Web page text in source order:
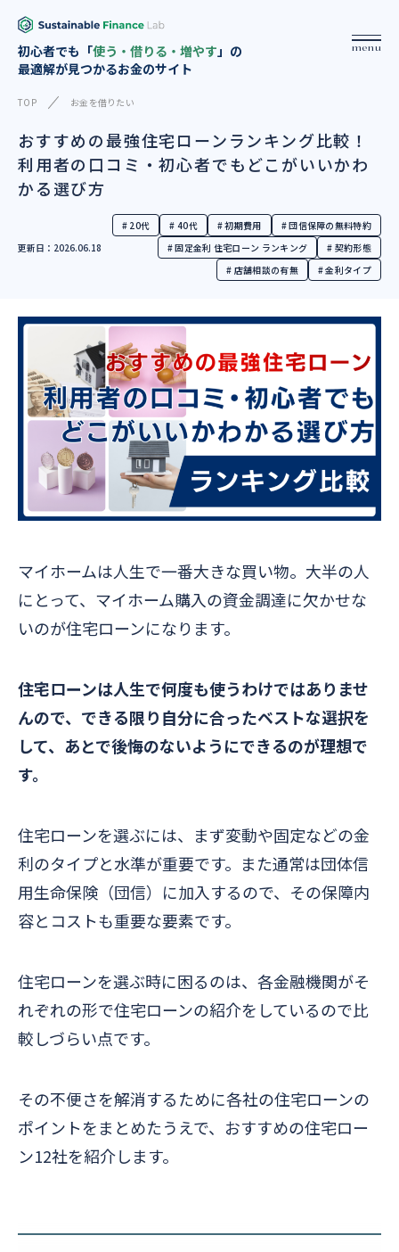
初心者でも「使う・借りる・増やす」の
最適解が見つかるお金のサイト
menu
TOP お金を借りたい
おすすめの最強住宅ローンランキング比較！
利用者の口コミ・初心者でもどこがいいかわ
かる選び方
更新日：2026.06.18
# 20代 # 40代 # 初期費用
# 団信保障の無料特約
# 固定金利 住宅ローン ランキング
# 契約形態
# 店舗相談の有無
# 金利タイプ
マイホームは人生で一番大きな買い物。大半の人
にとって、マイホーム購入の資金調達に欠かせな
いのが住宅ローンになります。
住宅ローンは人生で何度も使うわけではありませ
んので、できる限り自分に合ったベストな選択を
して、あとで後悔のないようにできるのが理想で
す。
住宅ローンを選ぶには、まず変動や固定などの金
利のタイプと水準が重要です。また通常は団体信
用生命保険（団信）に加入するので、その保障内
容とコストも重要な要素です。
住宅ローンを選ぶ時に困るのは、各金融機関がそ
れぞれの形で住宅ローンの紹介をしているので比
較しづらい点です。
その不便さを解消するために各社の住宅ローンの
ポイントをまとめたうえで、おすすめの住宅ロー
ン12社を紹介します。